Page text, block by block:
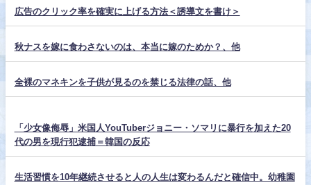
広告のクリック率を確実に上げる方法＜誘導文を書け＞
秋ナスを嫁に食わさないのは、本当に嫁のためか？、他
全裸のマネキンを子供が見るのを禁じる法律の話、他
「少女像侮辱」米国人YouTuberジョニー・ソマリに暴行を加えた20
代の男を現行犯逮捕＝韓国の反応
生活習慣を10年継続させると人の人生は変わるんだと確信中。幼稚園